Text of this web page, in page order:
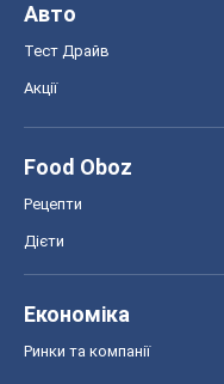
Авто
Тест Драйв
Акції
Food Oboz
Рецепти
Дієти
Економіка
Ринки та компанії